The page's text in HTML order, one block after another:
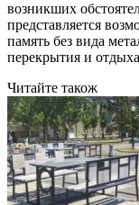
возникших
представляется
память без вида
перекрытия и
Читайте також